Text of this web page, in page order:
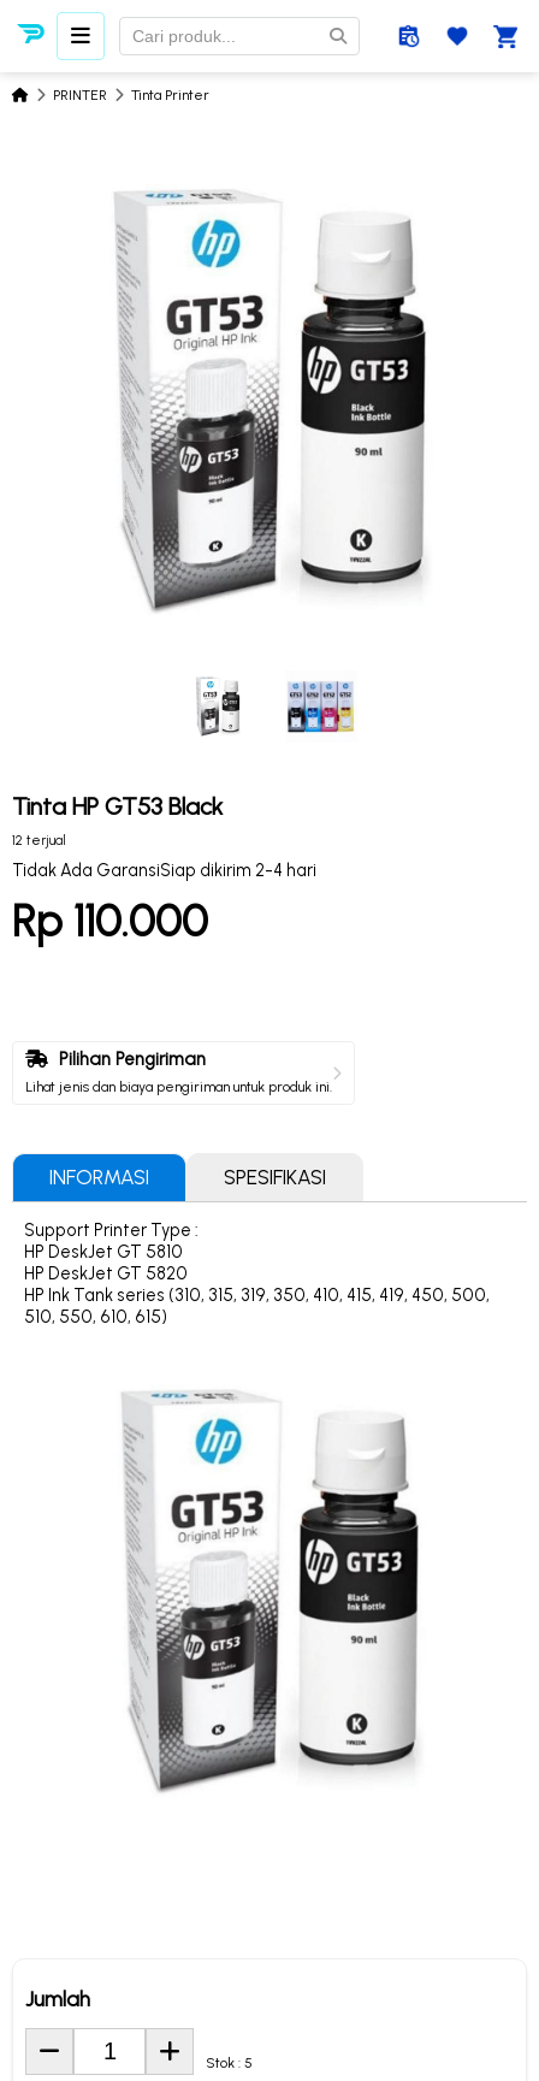
PRINTER Tinta Printer
Tinta HP GT53 Black
12 terjual
Tidak Ada GaransiSiap dikirim 2-4 hari
Rp 110.000
Pilihan Pengiriman
Lihat jenis dan biaya pengiriman untuk produk ini.
INFORMASI SPESIFIKASI
Support Printer Type :
HP DeskJet GT 5810
HP DeskJet GT 5820
HP Ink Tank series (310, 315, 319, 350, 410, 415, 419, 450, 500,
510, 550, 610, 615)
Jumlah
Stok : 5